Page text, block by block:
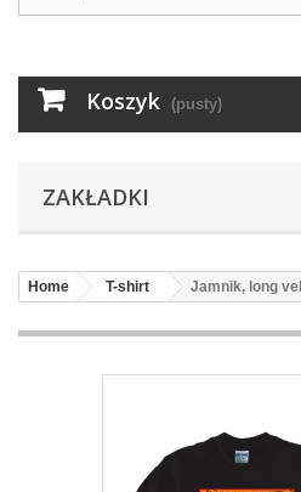
Koszyk (pusty)
ZAKŁADKI
Home T-shirt Jamnik, long